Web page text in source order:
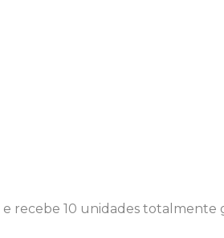
e recebe 10 unidades totalmente